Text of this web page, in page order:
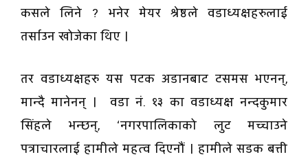
कसले लिने ? भनेर मेयर श्रेष्ठले वडाध्यक्षहरुलाई
तर्साउन खोजेका थिए ।
तर वडाध्यक्षहरु यस पटक अडानबाट टसमस भएनन्,
मान्दै मानेनन् । वडा नं. १३ का वडाध्यक्ष नन्दकुमार
सिंहले भन्छन्, ‘नगरपालिकाको लुट मच्चाउने
पत्राचारलाई हामीले महत्व दिएनौं । हामीले सडक बत्ती